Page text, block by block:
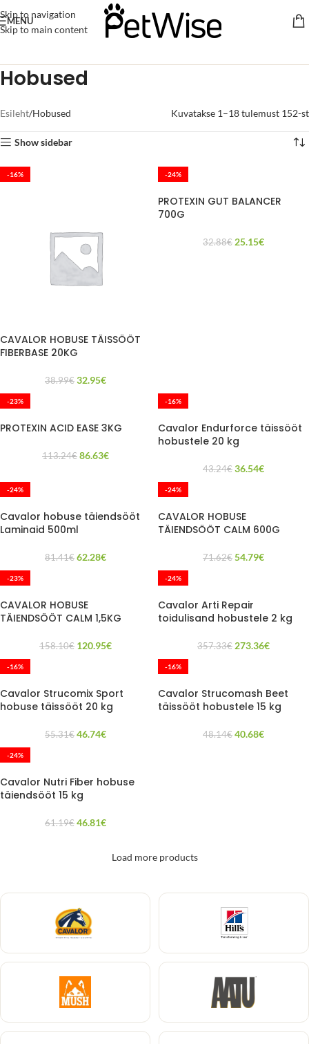
Skip to navigation
Skip to main content
MENU
Hobused
Esileht Hobused Kuvatakse 1–18 tulemust 152-st
Show sidebar
-16%
CAVALOR HOBUSE TÄISSÖÖT
FIBERBASE 20KG
38.99€ 32.95€
-24%
PROTEXIN GUT BALANCER
700G
32.88€ 25.15€
-23%
PROTEXIN ACID EASE 3KG
113.24€ 86.63€
-16%
Cavalor Endurforce täissööt
hobustele 20 kg
43.24€ 36.54€
-24%
Cavalor hobuse täiendsööt
Laminaid 500ml
81.41€ 62.28€
-24%
CAVALOR HOBUSE
TÄIENDSÖÖT CALM 600G
71.62€ 54.79€
-23%
CAVALOR HOBUSE
TÄIENDSÖÖT CALM 1,5KG
158.10€ 120.95€
-24%
Cavalor Arti Repair
toidulisand hobustele 2 kg
357.33€ 273.36€
-16%
Cavalor Strucomix Sport
hobuse täissööt 20 kg
55.31€ 46.74€
-16%
Cavalor Strucomash Beet
täissööt hobustele 15 kg
48.14€ 40.68€
-24%
Cavalor Nutri Fiber hobuse
täiendsööt 15 kg
61.19€ 46.81€
Load more products